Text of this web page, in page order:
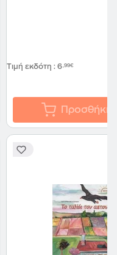
Τιμή εκδότη : 6,99€
Προσθήκη